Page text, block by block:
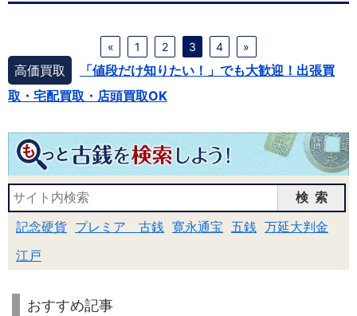
« 1 2 3 4 »
高価買取
「値段だけ知りたい！」でも大歓迎！出張買
取・宅配買取・店頭買取OK
検索
記念硬貨 プレミア 古銭 寛永通宝 五銭 万延大判金
江戸
おすすめ記事